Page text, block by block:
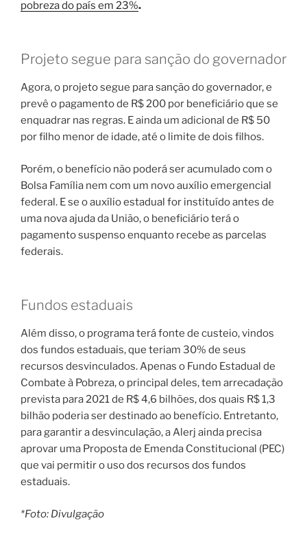
pobreza do país em 23%.
Projeto segue para sanção do governador
Agora, o projeto segue para sanção do governador, e
prevê o pagamento de R$ 200 por beneficiário que se
enquadrar nas regras. E ainda um adicional de R$ 50
por filho menor de idade, até o limite de dois filhos.
Porém, o benefício não poderá ser acumulado com o
Bolsa Família nem com um novo auxílio emergencial
federal. E se o auxílio estadual for instituído antes de
uma nova ajuda da União, o beneficiário terá o
pagamento suspenso enquanto recebe as parcelas
federais.
Fundos estaduais
Além disso, o programa terá fonte de custeio, vindos
dos fundos estaduais, que teriam 30% de seus
recursos desvinculados. Apenas o Fundo Estadual de
Combate à Pobreza, o principal deles, tem arrecadação
prevista para 2021 de R$ 4,6 bilhões, dos quais R$ 1,3
bilhão poderia ser destinado ao benefício. Entretanto,
para garantir a desvinculação, a Alerj ainda precisa
aprovar uma Proposta de Emenda Constitucional (PEC)
que vai permitir o uso dos recursos dos fundos
estaduais.
*Foto: Divulgação